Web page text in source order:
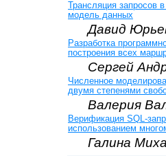
Трансляция запросов
модель данных
Давид
Разработка
построения всех
Сергей
Численное
двумя степенями
Валерия
Верификация SQL-
использованием
Галина